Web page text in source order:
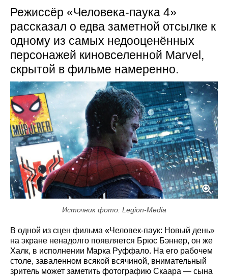
Режиссёр «Человека-паука 4»
рассказал о едва заметной отсылке к
одному из самых недооценённых
персонажей киновселенной Marvel,
скрытой в фильме намеренно.
Источник фото: Legion-Media
В одной из сцен фильма «Человек-паук: Новый день»
на экране ненадолго появляется Брюс Бэннер, он же
Халк, в исполнении Марка Руффало. На его рабочем
столе, заваленном всякой всячиной, внимательный
зритель может заметить фотографию Скаара — сына